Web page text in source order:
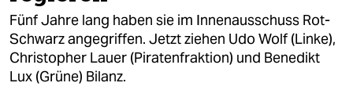
öko
gesellschaft
kultur
Fünf Jahre lang haben sie im Innenausschuss Rot-
Schwarz angegriffen. Jetzt ziehen Udo Wolf (Linke),
Christopher Lauer (Piratenfraktion) und Benedikt
Lux (Grüne) Bilanz.